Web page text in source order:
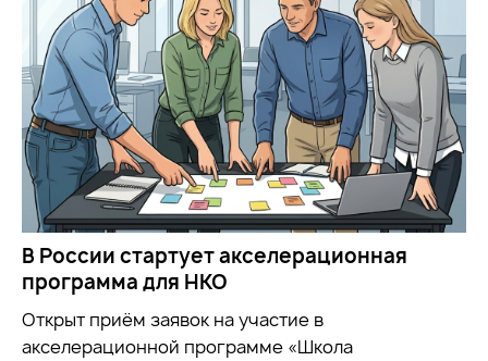
В России стартует акселерационная
программа для НКО
Открыт приём заявок на участие в
акселерационной программе «Школа